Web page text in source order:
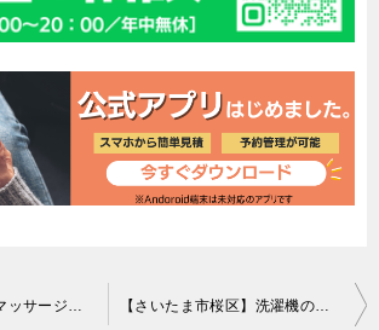
【比企郡吉見町】マッサージチェアの回収・処分ご依頼 お客様の声 【さいたま市桜区】洗濯機の回収・処分ご依頼 お客様の声